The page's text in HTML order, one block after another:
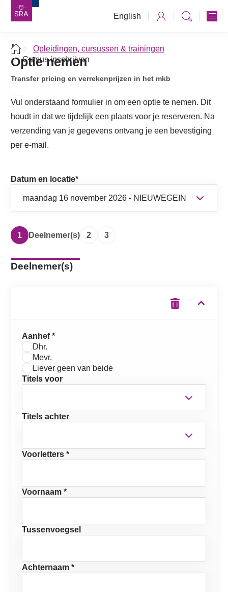
English
Opleidingen, cursussen & trainingen
Cursus inschrijven
Optie nemen
Transfer pricing en verrekenprijzen in het mkb
Vul onderstaand formulier in om een optie te nemen. Dit
houdt in dat we tijdelijk een plaats voor je reserveren. Na
verzending van je gegevens ontvang je een bevestiging
per e-mail.
Datum en locatie*
1 Deelnemer(s) 2 3
Deelnemer(s)
Aanhef *
Dhr.
Mevr.
Liever geen van beide
Titels voor
Titels achter
Voorletters *
Voornaam *
Tussenvoegsel
Achternaam *